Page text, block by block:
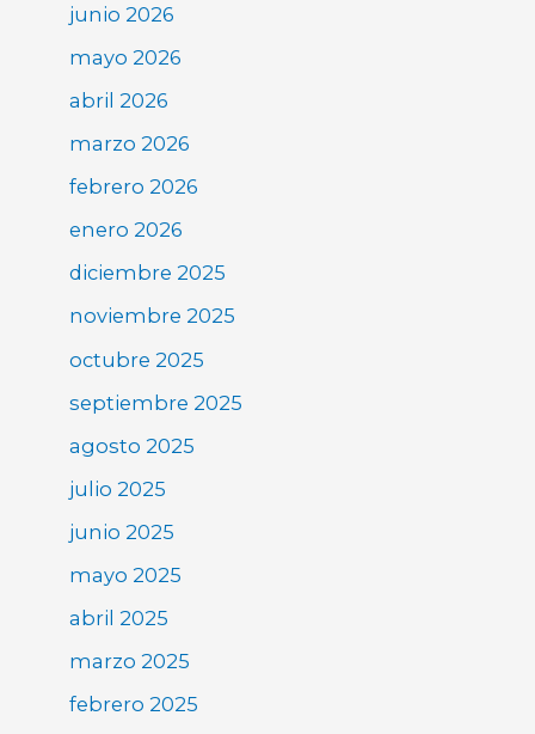
junio 2026
mayo 2026
abril 2026
marzo 2026
febrero 2026
enero 2026
diciembre 2025
noviembre 2025
octubre 2025
septiembre 2025
agosto 2025
julio 2025
junio 2025
mayo 2025
abril 2025
marzo 2025
febrero 2025